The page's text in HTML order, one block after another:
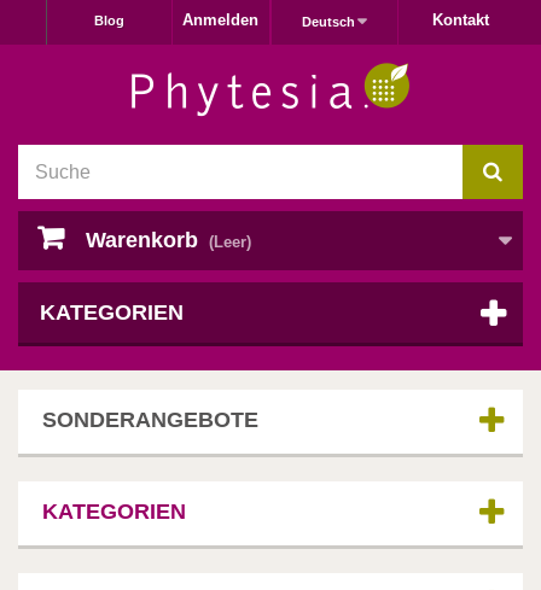
Kontakt
Deutsch
Anmelden
Blog
Warenkorb (Leer)
KATEGORIEN
SONDERANGEBOTE
KATEGORIEN